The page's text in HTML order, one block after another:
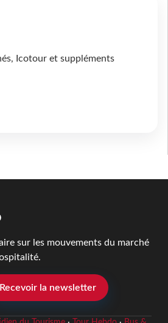
Icotour et suppléments
sur les mouvements du marché
Recevoir la newsletter